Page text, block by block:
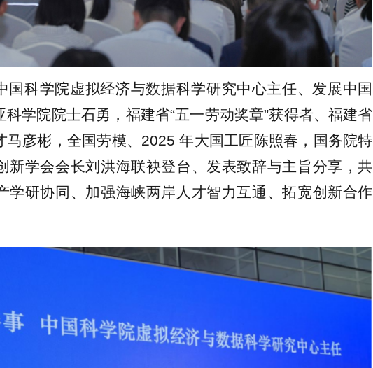
国科学院虚拟经济与数据科学研究中心主任、发展中国
科学院院士石勇，福建省“五一劳动奖章”获得者、福建省
马彦彬，全国劳模、2025 年大国工匠陈照春，国务院特
新学会会长刘洪海联袂登台、发表致辞与主旨分享，共
学研协同、加强海峡两岸人才智力互通、拓宽创新合作